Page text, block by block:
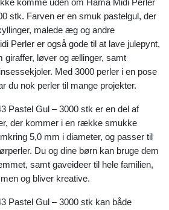
komme uden om Hama Midi Perler
stk. Farven er en smuk pastelgul, der
malede æg og andre
Perler er også gode til at lave julepynt,
giraffer, løver og ællinger, samt
Med 3000 perler i en pose
du nok perler til mange projekter.
Pastel Gul – 3000 stk er en del af
der kommer i en række smukke
5,0 mm i diameter, og passer til
Du og dine børn kan bruge dem
samt gaveideer til hele familien,
og bliver kreative.
Pastel Gul – 3000 stk kan både